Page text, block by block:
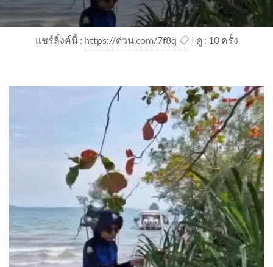
แชร์ลิ้งค์นี้ : https://ด่วน.com/7f8q 📋 | ดู : 10ครั้ง